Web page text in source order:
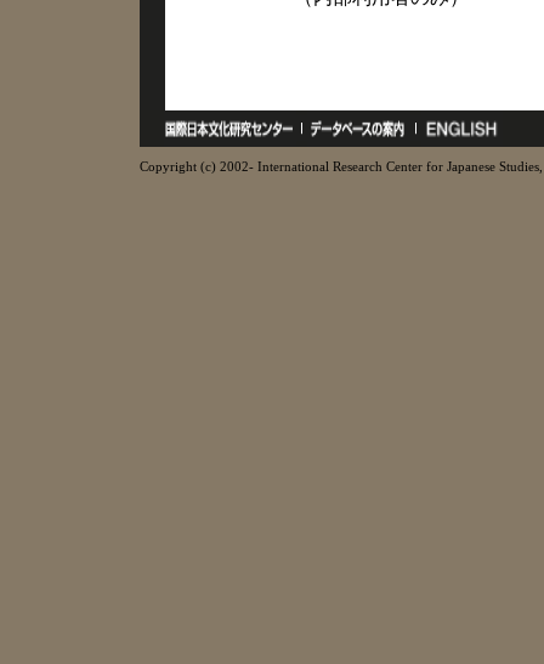
Copyright (c) 2002- International Research Center for Japanese